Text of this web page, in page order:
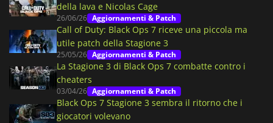
della lava e Nicolas Cage
26/06/26 Aggiornamenti & Patch
Call of Duty: Black Ops 7 riceve una piccola ma
utile patch della Stagione 3
25/05/26 Aggiornamenti & Patch
La Stagione 3 di Black Ops 7 combatte contro i
cheaters
03/04/26 Aggiornamenti & Patch
Black Ops 7 Stagione 3 sembra il ritorno che i
giocatori volevano